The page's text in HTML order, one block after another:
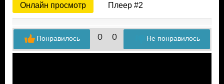
Онлайн просмотр Плеер #2
0 0 Не понравилось
Понравилось